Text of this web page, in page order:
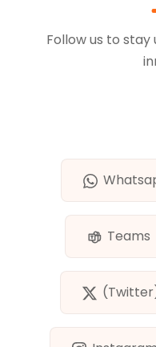
Follow us to
Teams